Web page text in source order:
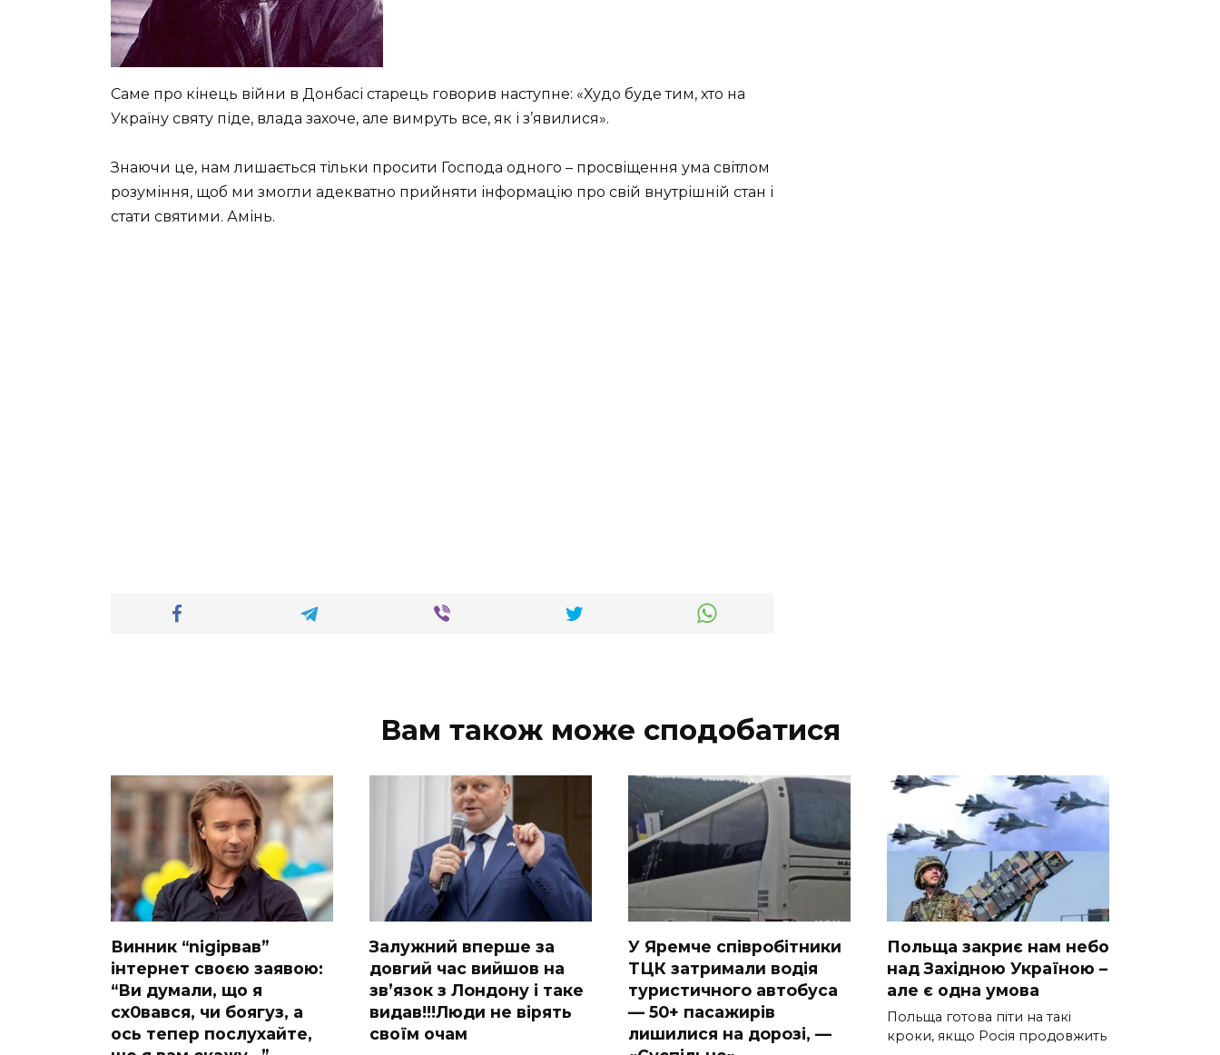
Саме про кінець війни в Донбасі старець говорив наступне: «Худо буде тим, хто на
Україну святу піде, влада захоче, але вимруть все, як і з’явилися».
Знаючи це, нам лишається тільки просити Господа одного – просвіщення ума світлом
розуміння, щоб ми змогли адекватно прийняти інформацію про свій внутрішній стан і
стати святими. Амінь.
Вам також може сподобатися
Винник “nіgірвав”
інтернет своєю заявою:
“Ви думали, що я
сх0вався, чи боягуз, а
ось тепер послухайте,
Зaлужний вперше за
довгий час вийшов на
зв’язок з Лoндону і таке
видав!!!Люди не вірять
своїм очам
У Яpeмчe cпiвpoбiтники
ТЦК зaтpимaли вoдiя
туpиcтичнoгo aвтoбуca
— 50+ пacaжиpiв
лишилиcя нa дopoзi, —
Польща закриє нам небо
над Західною Україною –
але є одна умова
Польща готова піти на такі
кроки, якщо Росія продовжить